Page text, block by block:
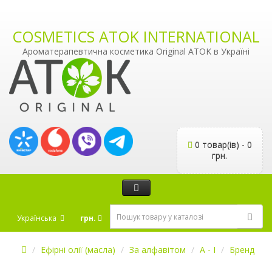
COSMETICS ATOK INTERNATIONAL
Ароматерапевтична косметика Original ATOK в Україні
0 товар(ів) - 0
грн.
Українська грн.
Ефірні олії (масла) За алфавітом А - І
Бренд